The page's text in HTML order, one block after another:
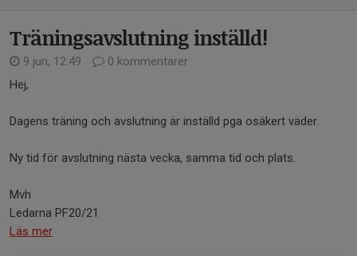
Träningsavslutning inställd!
9 jun, 12:49
0 kommentarer
Hej,
Dagens träning och avslutning är inställd pga osäkert väder.
Ny tid för avslutning nästa vecka, samma tid och plats.
Mvh
Ledarna PF20/21
Läs mer